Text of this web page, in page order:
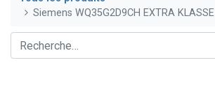
Siemens WQ35G2D9CH EXTRA KLASSE